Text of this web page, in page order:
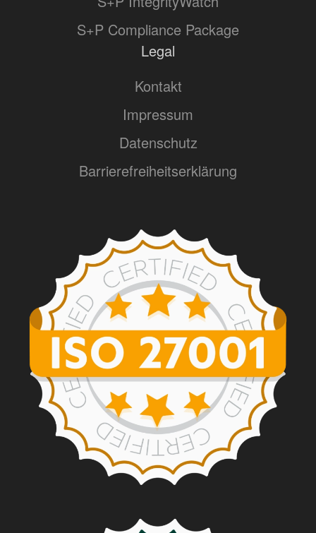
S+P Compliance Package
Legal
Kontakt
Impressum
Datenschutz
Barrierefreiheitserklärung